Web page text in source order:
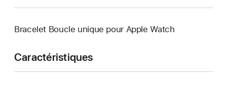
Bracelet Boucle unique pour Apple Watch
Caractéristiques